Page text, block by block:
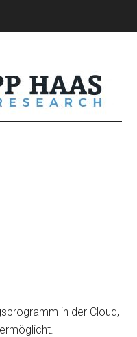
in der Cloud,